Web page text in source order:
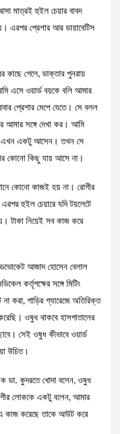
মাত্রই হুইল চেয়ার বাবদ
এরপর প্রেশার আর ডায়াবেটিস
কাছে গেলে, ডাক্তার পুনরায়
এসে ওয়ার্ড বয়কে বলি আমার
প্রেশার মেপে যেতে। সে বলল
আমার সঙ্গে দেখা কর। আমি
এখন একটু আসেন। তখন সে
কোনো কিছু যায় আসে না।
কোনো কাজই হয় না। রোগীর
হুইল চেয়ারে যদি টয়লেটে
টাকা নিয়েই সব কাজ করে
আজাদ হোসেন বেলাল
কর্তৃপক্ষের সঙ্গে মিটিং
করা, গাড়ির গ্যারেজে অতিরিক্ত
ওষুধ থাকবে হাসপাতালের
সেই ওষুধ কীভাবে ওয়ার্ড
উচিত।
ডা. কুদরতে খোদা বলেন, ওষুধ
লোককে একটু বলেন, আমার
কাজ করেছে তাকে আউট করে